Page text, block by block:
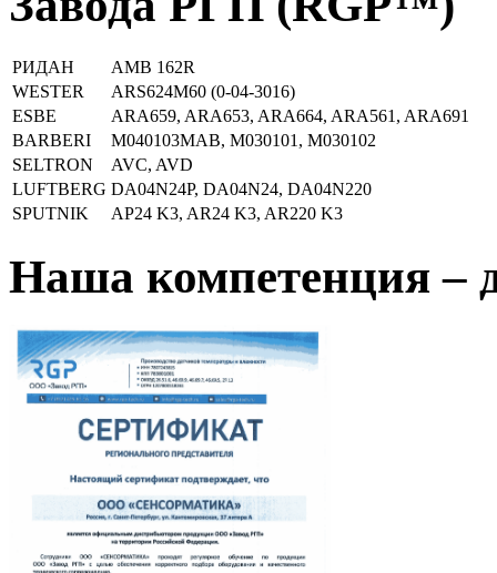
РИДАН
AMB 162R
WESTER
ARS624М60 (0-04-3016)
ESBE
ARA659, ARA653, ARA664, ARA561, ARA691
BARBERI
M040103MAB, M030101, M030102
SELTRON
AVC, AVD
LUFTBERG DA04N24P, DA04N24, DA04N220
SPUTNIK
AP24 K3, AR24 K3, AR220 K3
Наша компетенция –